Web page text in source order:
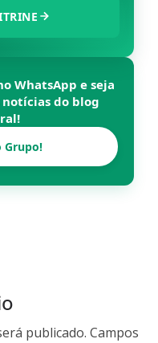
WhatsApp e seja
do blog
!
Grupo!
publicado. Campos